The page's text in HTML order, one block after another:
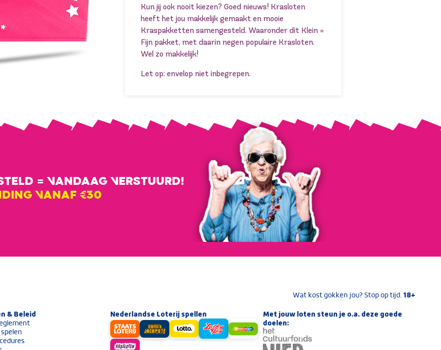
Kun jij ook nooit kiezen? Goed nieuws! Krasloten
heeft het jou makkelijk gemaakt en mooie
Kraspakketten samengesteld. Waaronder dit Klein =
Fijn pakket, met daarin negen populaire Krasloten.
Wel zo makkelijk!
Let op: envelop niet inbegrepen.
= VANDAAG VERSTUURD!
VANAF €30
Wat kost gokken jou? Stop op tijd.18+
& Beleid Nederlandse Loterij spellen
Met jouw loten steun je o.a. deze goede
doelen: